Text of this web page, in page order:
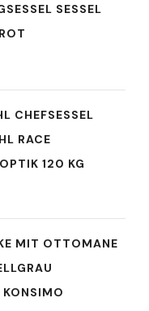
SESSEL
CHEFSESSEL
RACE
120 KG
MIT OTTOMANE